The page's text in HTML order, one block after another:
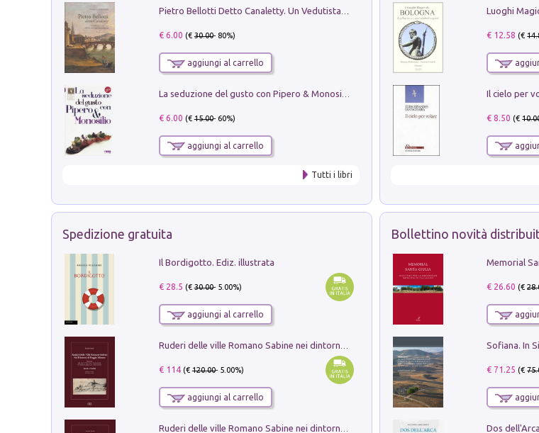
€ 6.00 (€30.00- 80%)
aggiungi al carrello
€ 6.00 (€15.00- 60%)
aggiungi al carrello
Tutti i libri
€ 12.58 (€
Il cielo per
€ 8.50 (€
Spedizione gratuita
Il Bordigotto. Ediz. illustrata
€ 28.5 (€30.00- 5.00%)
aggiungi al carrello
€ 114(€120.00- 5.00%)
aggiungi al carrello
Bollettino novità
€ 26.60 (€
€ 71.25 (€